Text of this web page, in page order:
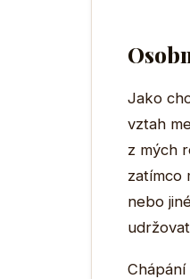
Jako
vztah
z mých
zatímco
nebo